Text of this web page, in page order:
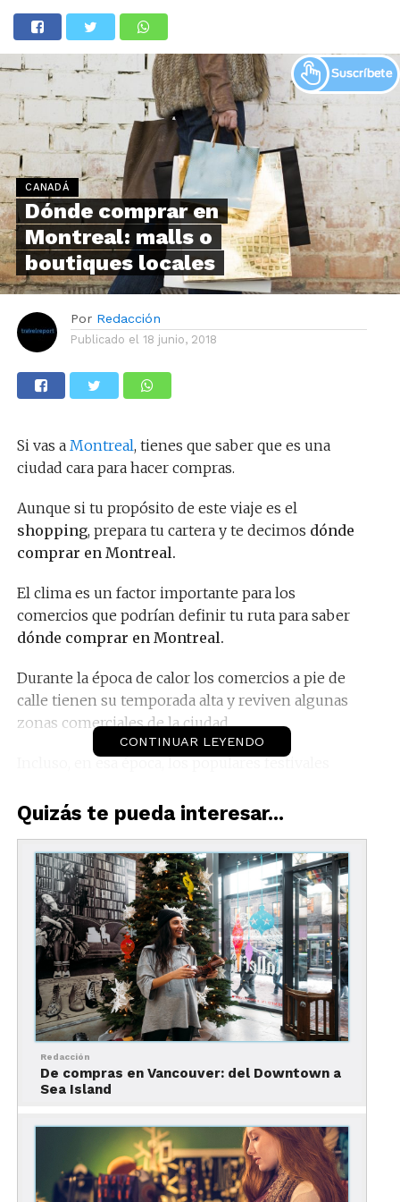
CANADÁ
Dónde comprar en
Montreal: malls o
boutiques locales
Por Redacción
Publicado el 18 junio, 2018
Si vas a Montreal, tienes que saber que es una
ciudad cara para hacer compras.
Aunque si tu propósito de este viaje es el
shopping, prepara tu cartera y te decimos dónde
comprar en Montreal.
El clima es un factor importante para los
comercios que podrían definir tu ruta para saber
dónde comprar en Montreal.
Durante la época de calor los comercios a pie de
calle tienen su temporada alta y reviven algunas
zonas comerciales de la ciudad.
Incluso, en esa época, los populares festivales
para crear improvisados mercadillos.
Dónde comprar en
Montreal, en tiendas
locales
CONTINUAR LEYENDO
Quizás te pueda interesar...
Redacción
De compras en Vancouver: del Downtown a
Sea Island